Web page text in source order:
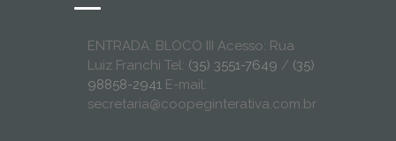
ENTRADA: BLOCO III Acesso: Rua
Luiz Franchi Tel: (35) 3551-7649 / (35)
98858-2941 E-mail:
secretaria@coopeginterativa.com.br